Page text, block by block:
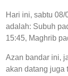
Hari ini, sabtu
adalah: Subuh
15:45, Maghrib
Azan bandar ini,
akan datang juga